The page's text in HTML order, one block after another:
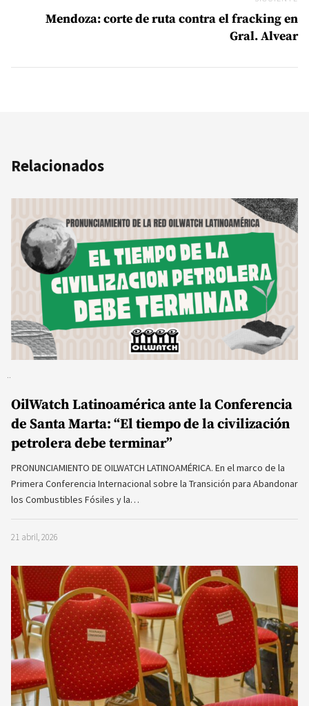
Mendoza: corte de ruta contra el fracking en
Gral. Alvear
Relacionados
OilWatch Latinoamérica ante la Conferencia
de Santa Marta: “El tiempo de la civilización
petrolera debe terminar”
PRONUNCIAMIENTO DE OILWATCH LATINOAMÉRICA. En el marco de la
Primera Conferencia Internacional sobre la Transición para Abandonar
los Combustibles Fósiles y la…
21 abril, 2026